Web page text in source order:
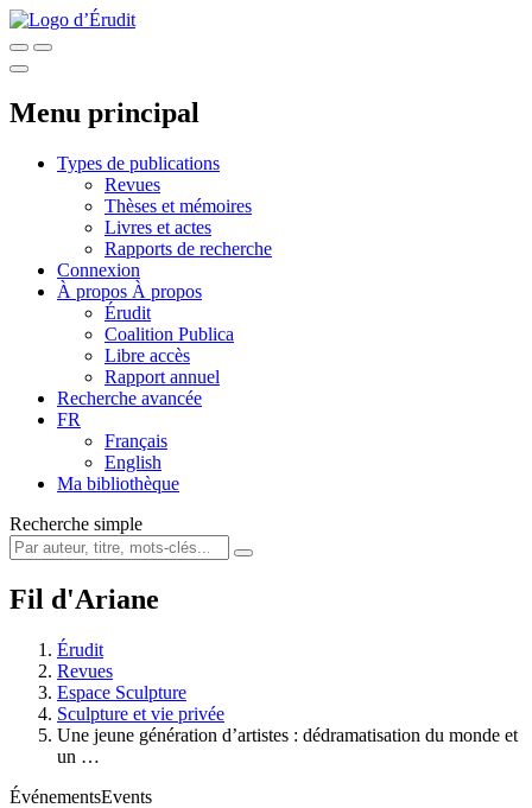
Menu principal
Types de publications
Revues
Thèses et mémoires
Livres et actes
Rapports de recherche
Connexion
À propos À propos
Érudit
Coalition Publica
Libre accès
Rapport annuel
Recherche avancée
FR
Français
English
Ma bibliothèque
Recherche simple
Fil d'Ariane
Érudit
Revues
Espace Sculpture
Sculpture et vie privée
Une jeune génération d’artistes : dédramatisation du monde et
un …
ÉvénementsEvents